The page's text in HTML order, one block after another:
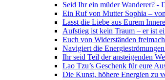
Seid Ihr ein müder Wanderer? -
Ein Ruf von Mutter Sophia –
Lasst die Liebe aus Eurem
Aufstieg ist kein Traum – er ist
Euch von Widerständen
Navigiert die
Ihr seid Teil der ansteigenden
Lao Tzu’s Geschenk für eure
Die Kunst, höhere Energien zu